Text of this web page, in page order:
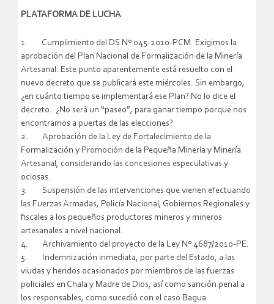
PLATAFORMA DE LUCHA
1. Cumplimiento del DS Nº 045-2010-PCM. Exigimos la
aprobación del Plan Nacional de Formalización de la Minería
Artesanal. Este punto aparentemente está resuelto con el
nuevo decreto que se publicará este miércoles. Sin embargo,
¿en cuánto tiempo se implementará ese Plan? No lo dice el
decreto. ¿No será un “paseo”, para ganar tiempo porque nos
encontramos a puertas de las elecciones?
2. Aprobación de la Ley de Fortalecimiento de la
Formalización y Promoción de la Pequeña Minería y Minería
Artesanal, considerando las concesiones especulativas y
ociosas.
3. Suspensión de las intervenciones que vienen efectuando
las Fuerzas Armadas, Policía Nacional, Gobiernos Regionales y
fiscales a los pequeños productores mineros y mineros
artesanales a nivel nacional.
4. Archivamiento del proyecto de la Ley Nº 4687/2010-PE.
5. Indemnización inmediata, por parte del Estado, a las
viudas y heridos ocasionados por miembros de las fuerzas
policiales en Chala y Madre de Dios, así como sanción penal a
los responsables, como sucedió con el caso Bagua.